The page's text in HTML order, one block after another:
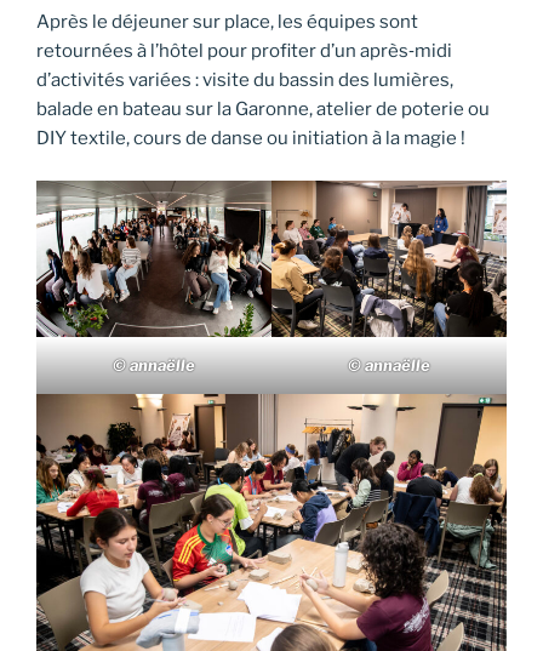
Après le déjeuner sur place, les équipes sont
retournées à l’hôtel pour profiter d’un après‑midi
d’activités variées : visite du bassin des lumières,
balade en bateau sur la Garonne, atelier de poterie ou
DIY textile, cours de danse ou initiation à la magie !
© annaëlle © annaëlle